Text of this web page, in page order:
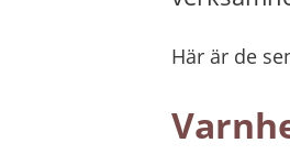
Här är de